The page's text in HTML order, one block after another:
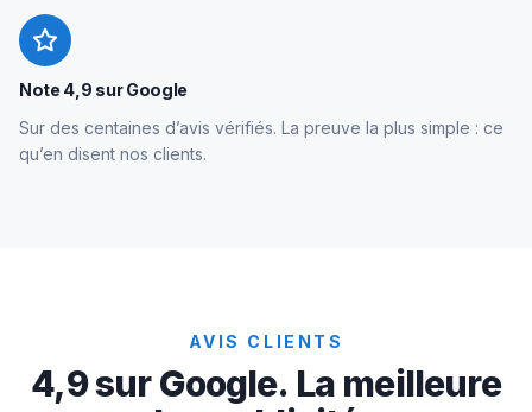
Note 4,9 sur Google
Sur des centaines d’avis vérifiés. La preuve la plus simple : ce
qu’en disent nos clients.
AVIS CLIENTS
4,9 sur Google. La meilleure